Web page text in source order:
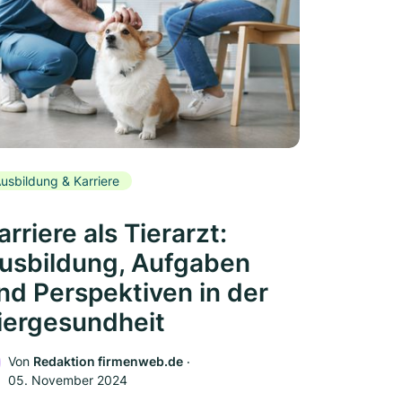
& Karriere
als Tierarzt:
Aufgaben
Perspektiven in der
Von Redaktion firmenweb.de‧
05. November 2024